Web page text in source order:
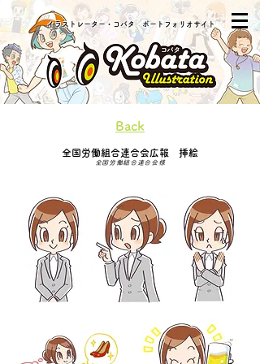
​イラストレーター・コバタ ポートフォリオサイト
Back
全国労働組合連合会広報 挿絵
全国労働組合連合会様